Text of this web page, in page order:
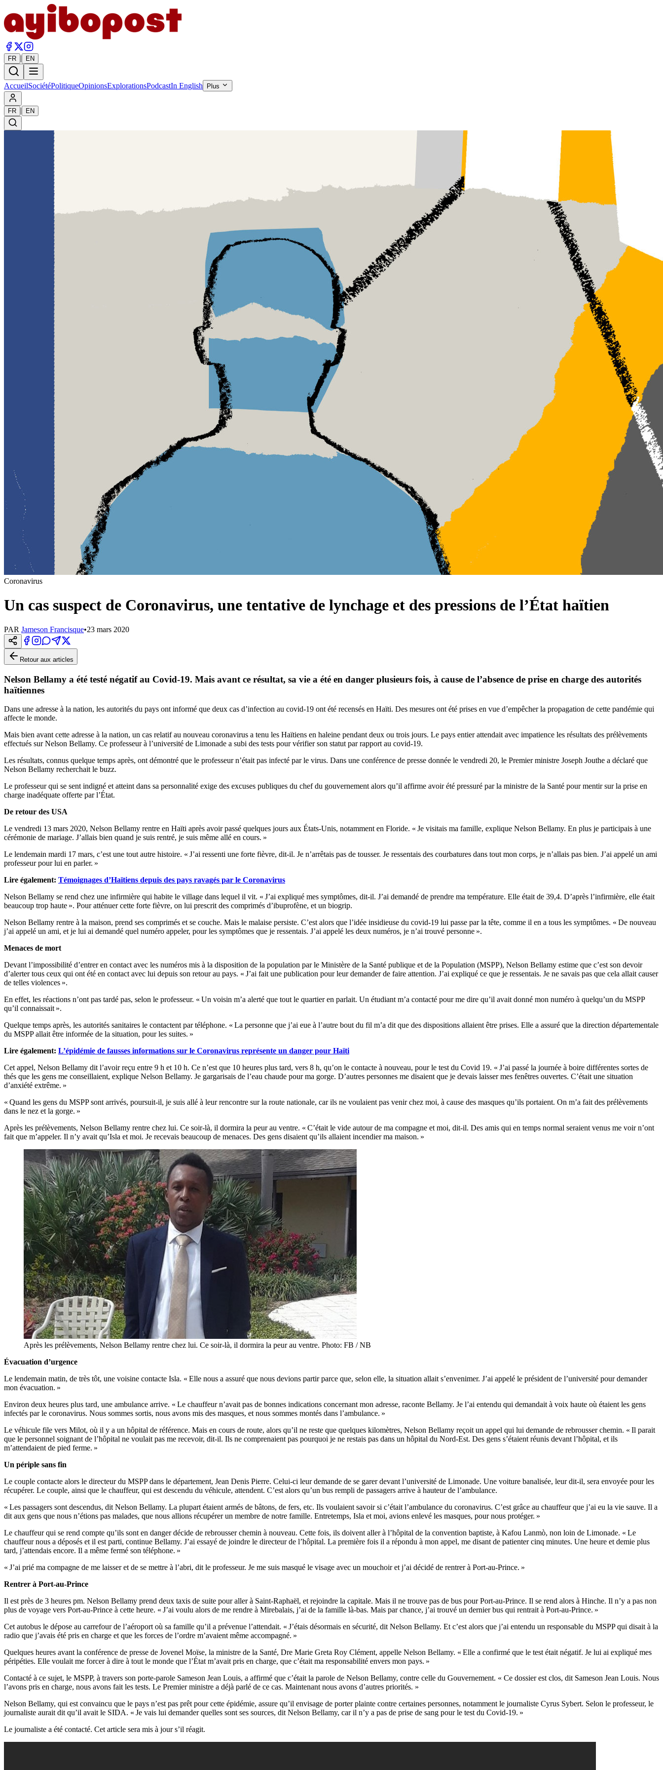
FR | EN
AccueilSociétéPolitiqueOpinionsExplorationsPodcastIn English Plus
FR | EN
Coronavirus
Un cas suspect de Coronavirus, une tentative de lynchage et des pressions de l’État haïtien
PAR Jameson Francisque•23 mars 2020
Retour aux articles
Nelson Bellamy a été testé négatif au Covid-19. Mais avant ce résultat, sa vie a été en danger plusieurs fois, à cause de l’absence de prise en charge des autorités
haïtiennes
Dans une adresse à la nation, les autorités du pays ont informé que deux cas d’infection au covid-19 ont été recensés en Haïti. Des mesures ont été prises en vue d’empêcher la propagation de cette pandémie qui
affecte le monde.
Mais bien avant cette adresse à la nation, un cas relatif au nouveau coronavirus a tenu les Haïtiens en haleine pendant deux ou trois jours. Le pays entier attendait avec impatience les résultats des prélèvements
effectués sur Nelson Bellamy. Ce professeur à l’université de Limonade a subi des tests pour vérifier son statut par rapport au covid-19.
Les résultats, connus quelque temps après, ont démontré que le professeur n’était pas infecté par le virus. Dans une conférence de presse donnée le vendredi 20, le Premier ministre Joseph Jouthe a déclaré que
Nelson Bellamy recherchait le buzz.
Le professeur qui se sent indigné et atteint dans sa personnalité exige des excuses publiques du chef du gouvernement alors qu’il affirme avoir été pressuré par la ministre de la Santé pour mentir sur la prise en
charge inadéquate offerte par l’État.
De retour des USA
Le vendredi 13 mars 2020, Nelson Bellamy rentre en Haïti après avoir passé quelques jours aux États-Unis, notamment en Floride. « Je visitais ma famille, explique Nelson Bellamy. En plus je participais à une
cérémonie de mariage. J’allais bien quand je suis rentré, je suis même allé en cours. »
Le lendemain mardi 17 mars, c’est une tout autre histoire. « J’ai ressenti une forte fièvre, dit-il. Je n’arrêtais pas de tousser. Je ressentais des courbatures dans tout mon corps, je n’allais pas bien. J’ai appelé un ami
professeur pour lui en parler. »
Lire également: Témoignages d’Haïtiens depuis des pays ravagés par le Coronavirus
Nelson Bellamy se rend chez une infirmière qui habite le village dans lequel il vit. « J’ai expliqué mes symptômes, dit-il. J’ai demandé de prendre ma température. Elle était de 39,4. D’après l’infirmière, elle était
beaucoup trop haute ». Pour atténuer cette forte fièvre, on lui prescrit des comprimés d’ibuprofène, et un biogrip.
Nelson Bellamy rentre à la maison, prend ses comprimés et se couche. Mais le malaise persiste. C’est alors que l’idée insidieuse du covid-19 lui passe par la tête, comme il en a tous les symptômes. « De nouveau
j’ai appelé un ami, et je lui ai demandé quel numéro appeler, pour les symptômes que je ressentais. J’ai appelé les deux numéros, je n’ai trouvé personne ».
Menaces de mort
Devant l’impossibilité d’entrer en contact avec les numéros mis à la disposition de la population par le Ministère de la Santé publique et de la Population (MSPP), Nelson Bellamy estime que c’est son devoir
d’alerter tous ceux qui ont été en contact avec lui depuis son retour au pays. « J’ai fait une publication pour leur demander de faire attention. J’ai expliqué ce que je ressentais. Je ne savais pas que cela allait causer
de telles violences ».
En effet, les réactions n’ont pas tardé pas, selon le professeur. « Un voisin m’a alerté que tout le quartier en parlait. Un étudiant m’a contacté pour me dire qu’il avait donné mon numéro à quelqu’un du MSPP
qu’il connaissait ».
Quelque temps après, les autorités sanitaires le contactent par téléphone. « La personne que j’ai eue à l’autre bout du fil m’a dit que des dispositions allaient être prises. Elle a assuré que la direction départementale
du MSPP allait être informée de la situation, pour les suites. »
Lire également: L’épidémie de fausses informations sur le Coronavirus représente un danger pour Haïti
Cet appel, Nelson Bellamy dit l’avoir reçu entre 9 h et 10 h. Ce n’est que 10 heures plus tard, vers 8 h, qu’on le contacte à nouveau, pour le test du Covid 19. « J’ai passé la journée à boire différentes sortes de
thés que les gens me conseillaient, explique Nelson Bellamy. Je gargarisais de l’eau chaude pour ma gorge. D’autres personnes me disaient que je devais laisser mes fenêtres ouvertes. C’était une situation
d’anxiété extrême. »
« Quand les gens du MSPP sont arrivés, poursuit-il, je suis allé à leur rencontre sur la route nationale, car ils ne voulaient pas venir chez moi, à cause des masques qu’ils portaient. On m’a fait des prélèvements
dans le nez et la gorge. »
Après les prélèvements, Nelson Bellamy rentre chez lui. Ce soir-là, il dormira la peur au ventre. « C’était le vide autour de ma compagne et moi, dit-il. Des amis qui en temps normal seraient venus me voir n’ont
fait que m’appeler. Il n’y avait qu’Isla et moi. Je recevais beaucoup de menaces. Des gens disaient qu’ils allaient incendier ma maison. »
Après les prélèvements, Nelson Bellamy rentre chez lui. Ce soir-là, il dormira la peur au ventre. Photo: FB / NB
Évacuation d’urgence
Le lendemain matin, de très tôt, une voisine contacte Isla. « Elle nous a assuré que nous devions partir parce que, selon elle, la situation allait s’envenimer. J’ai appelé le président de l’université pour demander
mon évacuation. »
Environ deux heures plus tard, une ambulance arrive. « Le chauffeur n’avait pas de bonnes indications concernant mon adresse, raconte Bellamy. Je l’ai entendu qui demandait à voix haute où étaient les gens
infectés par le coronavirus. Nous sommes sortis, nous avons mis des masques, et nous sommes montés dans l’ambulance. »
Le véhicule file vers Milot, où il y a un hôpital de référence. Mais en cours de route, alors qu’il ne reste que quelques kilomètres, Nelson Bellamy reçoit un appel qui lui demande de rebrousser chemin. « Il parait
que le personnel soignant de l’hôpital ne voulait pas me recevoir, dit-il. Ils ne comprenaient pas pourquoi je ne restais pas dans un hôpital du Nord-Est. Des gens s’étaient réunis devant l’hôpital, et ils
m’attendaient de pied ferme. »
Un périple sans fin
Le couple contacte alors le directeur du MSPP dans le département, Jean Denis Pierre. Celui-ci leur demande de se garer devant l’université de Limonade. Une voiture banalisée, leur dit-il, sera envoyée pour les
récupérer. Le couple, ainsi que le chauffeur, qui est descendu du véhicule, attendent. C’est alors qu’un bus rempli de passagers arrive à hauteur de l’ambulance.
« Les passagers sont descendus, dit Nelson Bellamy. La plupart étaient armés de bâtons, de fers, etc. Ils voulaient savoir si c’était l’ambulance du coronavirus. C’est grâce au chauffeur que j’ai eu la vie sauve. Il a
dit aux gens que nous n’étions pas malades, que nous allions récupérer un membre de notre famille. Entretemps, Isla et moi, avions enlevé les masques, pour nous protéger. »
Le chauffeur qui se rend compte qu’ils sont en danger décide de rebrousser chemin à nouveau. Cette fois, ils doivent aller à l’hôpital de la convention baptiste, à Kafou Lanmò, non loin de Limonade. « Le
chauffeur nous a déposés et il est parti, continue Bellamy. J’ai essayé de joindre le directeur de l’hôpital. La première fois il a répondu à mon appel, me disant de patienter cinq minutes. Une heure et demie plus
tard, j’attendais encore. Il a même fermé son téléphone. »
« J’ai prié ma compagne de me laisser et de se mettre à l’abri, dit le professeur. Je me suis masqué le visage avec un mouchoir et j’ai décidé de rentrer à Port-au-Prince. »
Rentrer à Port-au-Prince
Il est près de 3 heures pm. Nelson Bellamy prend deux taxis de suite pour aller à Saint-Raphaël, et rejoindre la capitale. Mais il ne trouve pas de bus pour Port-au-Prince. Il se rend alors à Hinche. Il n’y a pas non
plus de voyage vers Port-au-Prince à cette heure. « J’ai voulu alors de me rendre à Mirebalais, j’ai de la famille là-bas. Mais par chance, j’ai trouvé un dernier bus qui rentrait à Port-au-Prince. »
Cet autobus le dépose au carrefour de l’aéroport où sa famille qu’il a prévenue l’attendait. « J’étais désormais en sécurité, dit Nelson Bellamy. Et c’est alors que j’ai entendu un responsable du MSPP qui disait à la
radio que j’avais été pris en charge et que les forces de l’ordre m’avaient même accompagné. »
Quelques heures avant la conférence de presse de Jovenel Moïse, la ministre de la Santé, Dre Marie Greta Roy Clément, appelle Nelson Bellamy. « Elle a confirmé que le test était négatif. Je lui ai expliqué mes
péripéties. Elle voulait me forcer à dire à tout le monde que l’État m’avait pris en charge, que c’était ma responsabilité envers mon pays. »
Contacté à ce sujet, le MSPP, à travers son porte-parole Sameson Jean Louis, a affirmé que c’était la parole de Nelson Bellamy, contre celle du Gouvernement. « Ce dossier est clos, dit Sameson Jean Louis. Nous
l’avons pris en charge, nous avons fait les tests. Le Premier ministre a déjà parlé de ce cas. Maintenant nous avons d’autres priorités. »
Nelson Bellamy, qui est convaincu que le pays n’est pas prêt pour cette épidémie, assure qu’il envisage de porter plainte contre certaines personnes, notamment le journaliste Cyrus Sybert. Selon le professeur, le
journaliste aurait dit qu’il avait le SIDA. « Je vais lui demander quelles sont ses sources, dit Nelson Bellamy, car il n’y a pas de prise de sang pour le test du Covid-19. »
Le journaliste a été contacté. Cet article sera mis à jour s’il réagit.